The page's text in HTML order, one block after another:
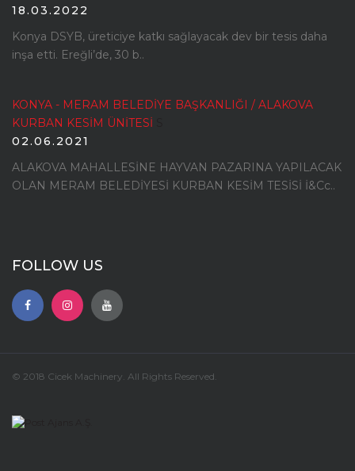
18.03.2022
Konya DSYB, üreticiye katkı sağlayacak dev bir tesis daha
inşa etti. Ereğli’de, 30 b..
KONYA - MERAM BELEDİYE BAŞKANLIĞI / ALAKOVA
KURBAN KESİM ÜNİTESİ
02.06.2021
ALAKOVA MAHALLESİNE HAYVAN PAZARINA YAPILACAK
OLAN MERAM BELEDİYESİ KURBAN KESİM TESİSİ İ&Cc..
FOLLOW US
© 2018 Cicek Machinery. All Rights Reserved.